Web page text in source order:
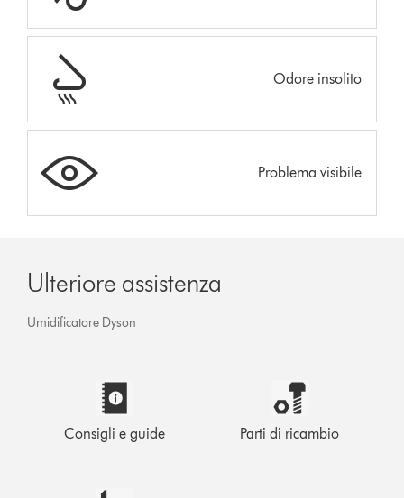
Odore insolito
Problema visibile
Ulteriore assistenza
Umidificatore Dyson
Consigli e guide Parti di ricambio